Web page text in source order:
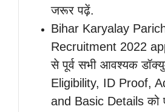
जरूर पढ़ें.
Bihar Karyalay
Recruitment 2022
से पूर्व सभी आवश्यक
Eligibility, ID Proof,
and Basic Details को